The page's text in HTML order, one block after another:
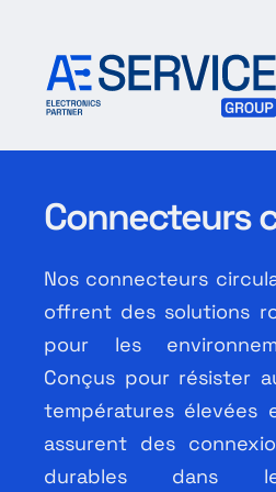
contenu
Accueil
Produits
Fabricants
Notre groupe
Rechercher:
Connecteurs
Nos connecteurs
offrent des solutions
pour les
Conçus pour résister
températures élevées
assurent des
durables dans